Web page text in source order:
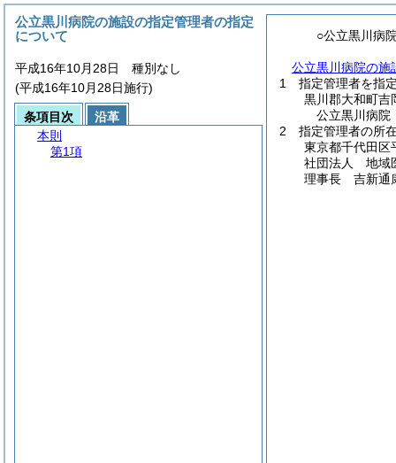
○公立黒川病
公立黒川病院の施
1 指定管理者を指
黒川郡大和町吉
公立黒川病院
2 指定管理者の所
東京都千代田区
社団法人 地域
理事長 吉新通
公立黒川病院の施設の指定管理者の指定
について
平成16年10月28日 種別なし
(平成16年10月28日施行)
条項目次
沿革
本則
第1項